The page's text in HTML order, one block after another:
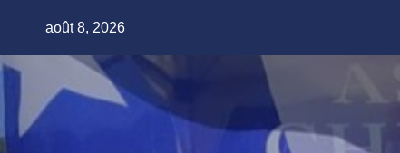
content
août 8, 2026